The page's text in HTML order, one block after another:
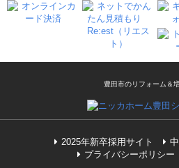
豊田市のリフォーム＆
2025年新卒採用サイト
プライバシーポリシー